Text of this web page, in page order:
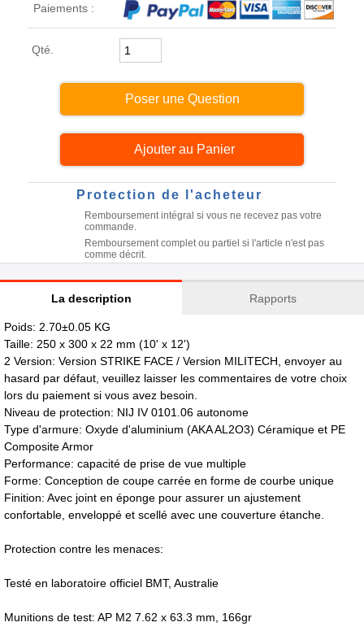
Paiements :
Qté.
Poser une Question
Protection de l'acheteur
Remboursement intégral si vous ne recevez pas votre
commande.
Remboursement complet ou partiel si l'article n'est pas
comme décrit.
La description Rapports
Poids: 2.70±0.05 KG
Taille: 250 x 300 x 22 mm (10' x 12')
2 Version: Version STRIKE FACE / Version MILITECH, envoyer au
hasard par défaut, veuillez laisser les commentaires de votre choix
lors du paiement si vous avez besoin.
Niveau de protection: NIJ IV 0101.06 autonome
Type d'armure: Oxyde d'aluminium (AKA AL2O3) Céramique et PE
Composite Armor
Performance: capacité de prise de vue multiple
Forme: Conception de coupe carrée en forme de courbe unique
Finition: Avec joint en éponge pour assurer un ajustement
confortable, enveloppé et scellé avec une couverture étanche.
Protection contre les menaces:
Testé en laboratoire officiel BMT, Australie
Munitions de test: AP M2 7.62 x 63.3 mm, 166gr